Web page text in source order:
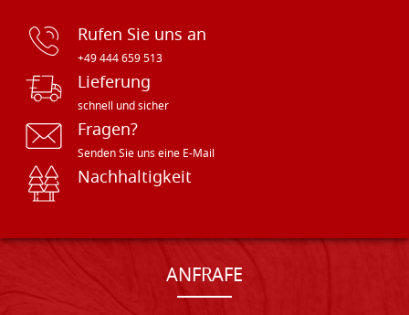
Rufen Sie uns an
+49 444 659 513
Lieferung
schnell und sicher
Fragen?
Senden Sie uns eine E-Mail
Nachhaltigkeit
ANFRAFE